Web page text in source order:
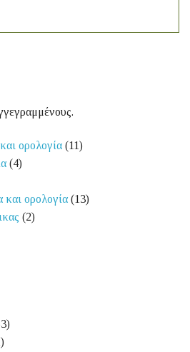
ορολογία (11)
(4)
ορολογία (13)
(2)